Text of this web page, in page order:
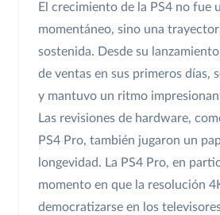
El crecimiento de la PS4 no fue
momentáneo, sino una
sostenida. Desde su
de ventas en sus primeros días,
y mantuvo un ritmo
Las revisiones de hardware,
PS4 Pro, también jugaron un
longevidad. La PS4 Pro, en
momento en que la resolución
democratizarse en los